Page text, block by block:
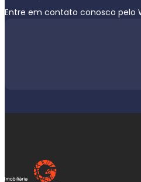
Entre em contato conosco pelo